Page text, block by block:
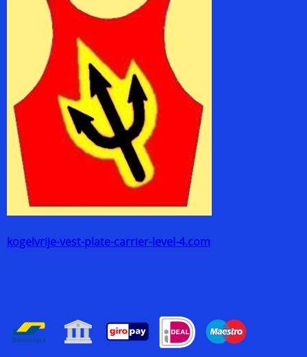
kogelvrije-vest-plate-carrier-level-4.com